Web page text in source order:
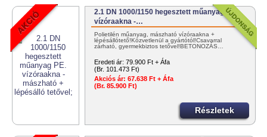
2.1 DN 1000/1150 hegesztett műanyag PE.
vízóraakna -…
Polietilén műanyag, mászható vízóraakna +
lépésállótető!Közvetlenül a gyártótól!Csavarral
zárható, gyermekbiztos tetővel!BETONOZÁS…
Eredeti ár: 79.900 Ft + Áfa
(Br. 101.473 Ft)
Akciós ár: 67.638 Ft + Áfa
(Br. 85.900 Ft)
Részletek